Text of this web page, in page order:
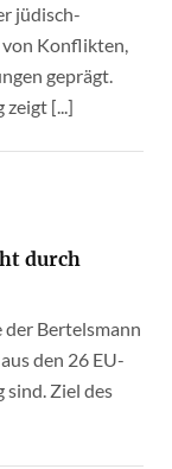
jüdisch-
von Konflikten,
geprägt.
[...]
durch
Bertelsmann
den 26 EU-
sind. Ziel des